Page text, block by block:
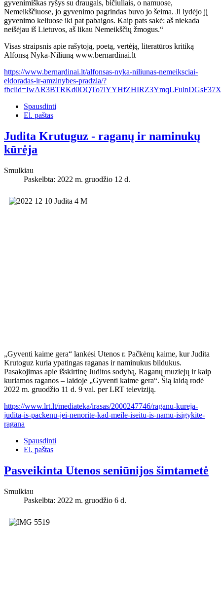
gyvenimiškas ryšys su draugais, bičiuliais, o namuose,
Nemeikščiuose, jo gyvenimo pagrindas buvo jo šeima. Ji lydėjo jį
gyvenimo keliuose iki pat pabaigos. Kaip pats sakė: aš niekada
neišėjau iš Lietuvos, aš likau Nemeikščių žmogus.“
Visas straipsnis apie rašytoją, poetą, vertėją, literatūros kritiką
Alfonsą Nyka-Niliūną www.bernardinai.lt
https://www.bernardinai.lt/alfonsas-nyka-niliunas-nemeiksciai-
eldoradas-ir-amzinybes-pradzia/?
Spausdinti
El. paštas
Judita Krutuguz - raganų ir naminukų
kūrėja
Smulkiau
Paskelbta: 2022 m. gruodžio 12 d.
„Gyventi kaime gera“ lankėsi Utenos r. Pačkėnų kaime, kur Judita
Krutoguz kuria ypatingas raganas ir naminukus bildukus.
Pasakojimas apie išskirtinę Juditos sodybą, Raganų muziejų ir kaip
kuriamos raganos – laidoje „Gyventi kaime gera“. Šią laidą rodė
2022 m. gruodžio 11 d. 9 val. per LRT televiziją.
https://www.lrt.lt/mediateka/irasas/2000247746/raganu-kureja-
judita-is-packenu-jei-nenorite-kad-meile-iseitu-is-namu-isigykite-
ragana
Spausdinti
El. paštas
Pasveikinta Utenos seniūnijos šimtametė
Smulkiau
Paskelbta: 2022 m. gruodžio 6 d.